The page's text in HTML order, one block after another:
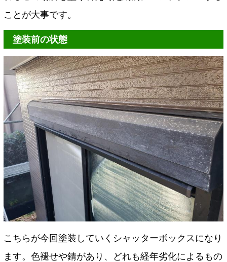
ことが大事です。
塗装前の状態
こちらが今回塗装していくシャッターボックスになり
ます。色褪せや錆があり、どれも経年劣化によるもの